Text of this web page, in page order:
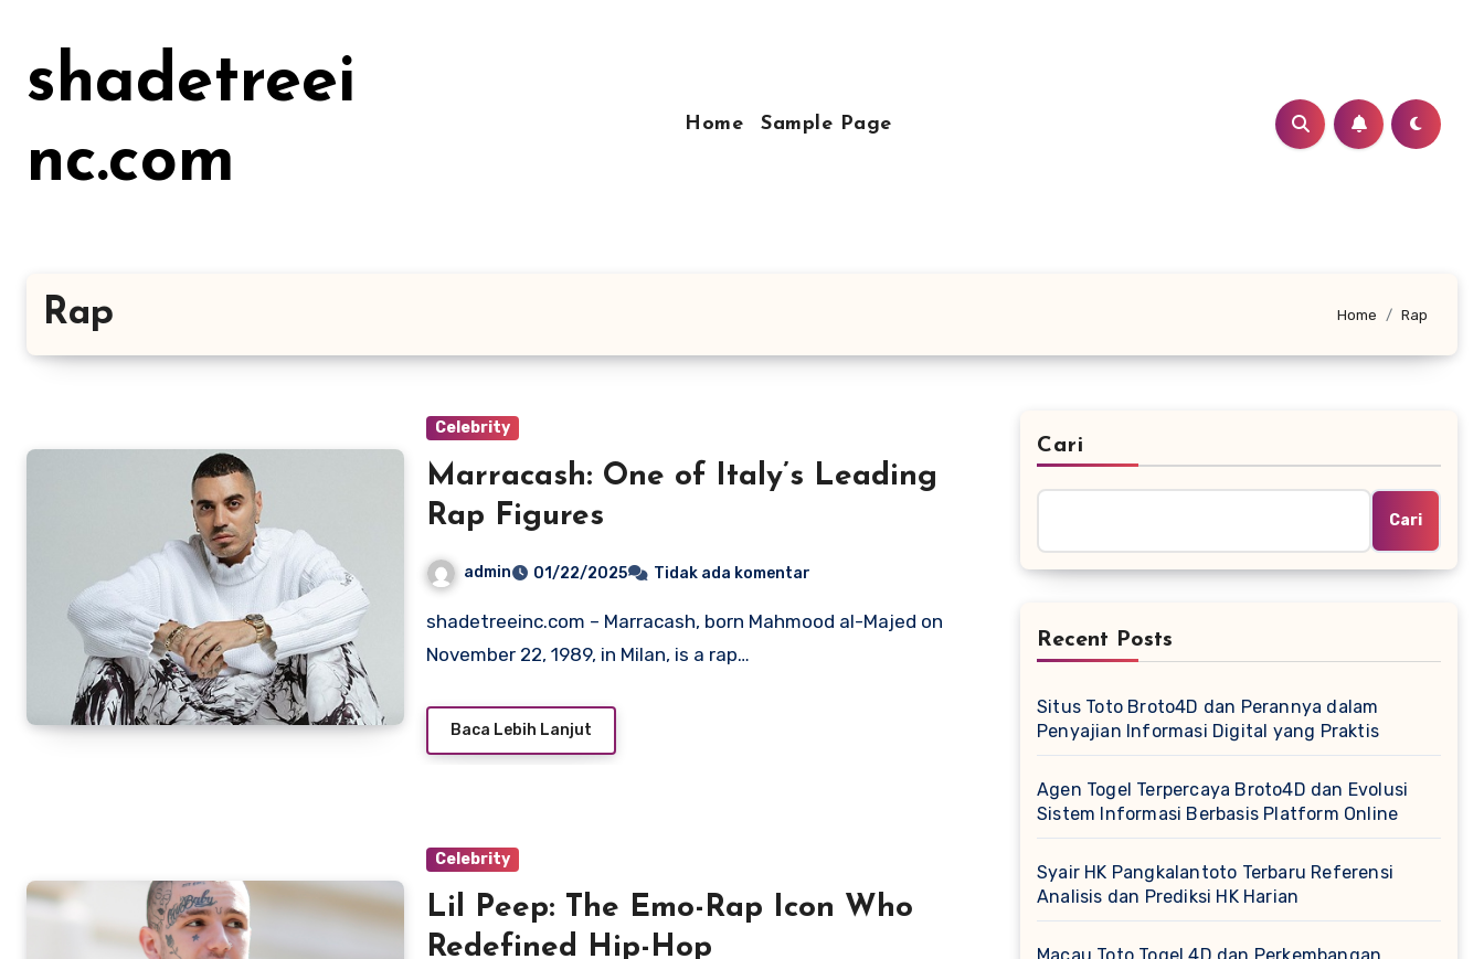
kontenshadetreei
nc.com
Home Sample Page
Rap Home Rap
Celebrity
Marracash: One of Italy’s Leading
Rap Figures
admin 01/22/2025 Tidak ada komentar
shadetreeinc.com – Marracash, born Mahmood al-Majed on
November 22, 1989, in Milan, is a rap…
Baca Lebih Lanjut
Celebrity
Lil Peep: The Emo-Rap Icon Who
Redefined Hip-Hop
Cari
Cari
Recent Posts
Situs Toto Broto4D dan Perannya dalam
Penyajian Informasi Digital yang Praktis
Agen Togel Terpercaya Broto4D dan Evolusi
Sistem Informasi Berbasis Platform Online
Syair HK Pangkalantoto Terbaru Referensi
Analisis dan Prediksi HK Harian